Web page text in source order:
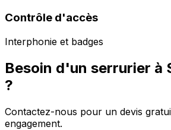
Contrôle d'accès
Interphonie et badges
Besoin d'un serrurier à
?
Contactez-nous pour un devis
engagement.